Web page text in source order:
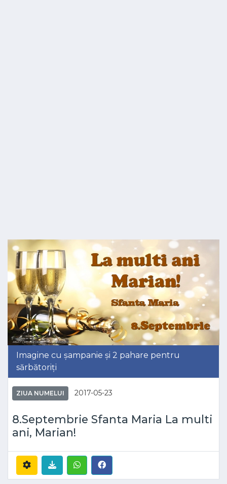
Imagine cu șampanie și 2 pahare pentru
sărbătoriți
ZIUA NUMELUI 2017-05-23
8.Septembrie Sfanta Maria La multi
ani, Marian!